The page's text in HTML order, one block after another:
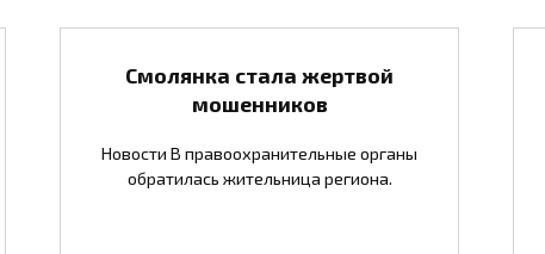
Смолянка стала жертвой
мошенников
Новости В правоохранительные органы
обратилась жительница региона.